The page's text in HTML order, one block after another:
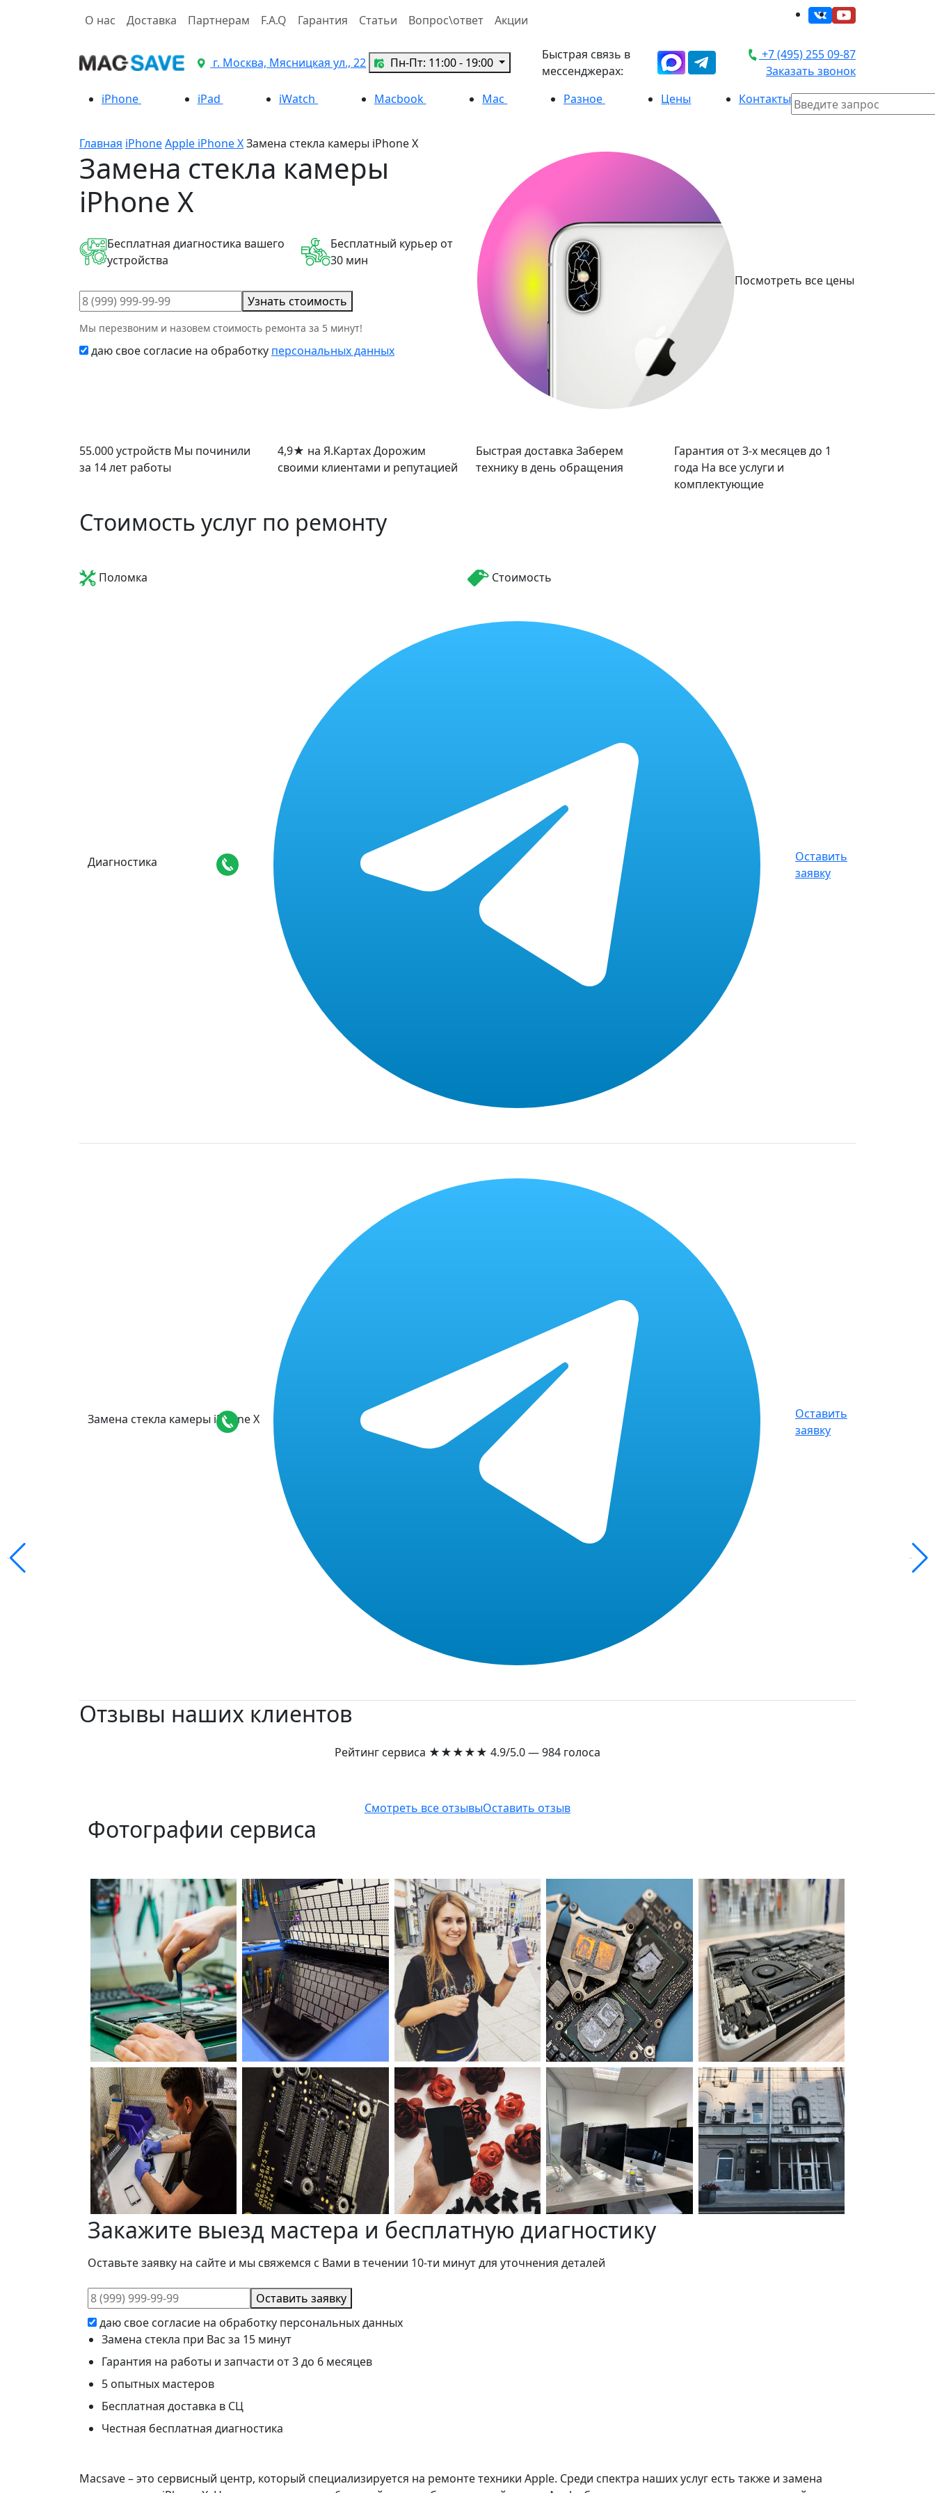
О нас Доставка Партнерам F.A.Q Гарантия Статьи Вопрос\ответ Акции
г. Москва, Мясницкая ул., 22 Пн-Пт: 11:00 - 19:00
Быстрая связь в
мессенджерах:
+7 (495) 255 09-87
Заказать звонок
iPhone
iPad iWatch Macbook Mac Разное Цены Контакты
Главная iPhoneApple iPhone XЗамена стекла камеры iPhone X
Замена стекла камеры
iPhone X
Бесплатная диагностика вашего
устройства
Бесплатный курьер от
30 мин
Узнать стоимость
Мы перезвоним и назовем стоимость ремонта за 5 минут!
даю свое согласие на обработку персональных данных
Посмотреть все цены
55.000 устройств Мы починили
за 14 лет работы
4,9★ на Я.КартахДорожим
своими клиентами и репутацией
Быстрая доставка Заберем
технику в день обращения
Гарантия от 3-х месяцев до 1
года На все услуги и
комплектующие
Стоимость услуг по ремонту
Поломка Стоимость
Диагностика
Бесплатно
от 10 мин
Оставить
заявку
Замена стекла камеры iPhone X
Уточняйте
15-20 мин
Оставить
заявку
Отзывы наших клиентов
Рейтинг сервиса ★★★★★ 4.9/5.0 — 984 голоса
Смотреть все отзывыОставить отзыв
Фотографии сервиса
Закажите выезд мастера и бесплатную диагностику
Оставьте заявку на сайте и мы свяжемся с Вами в течении 10-ти минут для уточнения деталей
Оставить заявку
даю свое согласие на обработку персональных данных
Замена стекла при Вас за 15 минут
Гарантия на работы и запчасти от 3 до 6 месяцев
5 опытных мастеров
Бесплатная доставка в СЦ
Честная бесплатная диагностика
Macsave – это сервисный центр, который специализируется на ремонте техники Apple. Среди спектра наших услуг есть также и замена